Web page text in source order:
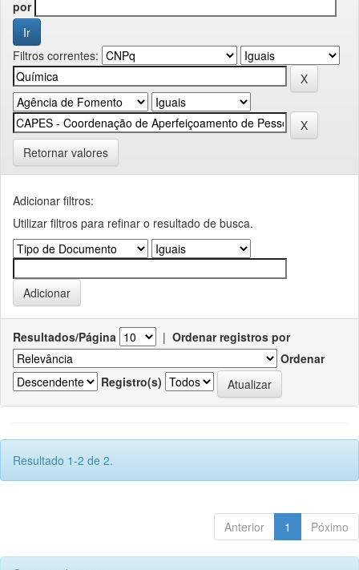
por
Filtros correntes:
Retornar valores
Adicionar filtros:
Utilizar filtros para refinar o resultado de busca.
Resultados/Página | Ordenar registros por
Ordenar
Registro(s)
Resultado 1-2 de 2.
Anterior 1 Póximo